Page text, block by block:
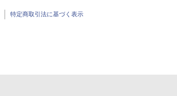
特定商取引法に基づく表示